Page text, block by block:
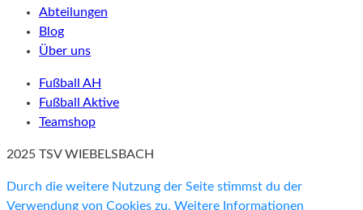
Abteilungen
Blog
Über uns
Fußball AH
Fußball Aktive
Teamshop
2025 TSV WIEBELSBACH
Durch die weitere Nutzung der Seite stimmst du der
Verwendung von Cookies zu. Weitere Informationen